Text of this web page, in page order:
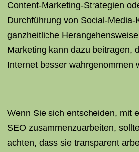
Content-Marketing-Strategien
Durchführung von Social-Media-
ganzheitliche
Marketing kann dazu beitragen,
Internet besser wahrgenommen
Wenn Sie sich entscheiden, mit
SEO zusammenzuarbeiten,
achten, dass sie transparent